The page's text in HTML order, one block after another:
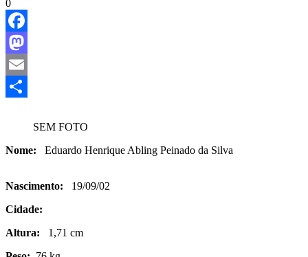
0
Facebook
Mastodon
Email
SEM FOTO
Nome: Eduardo Henrique Abling Peinado da Silva
Nascimento: 19/09/02
Cidade:
Altura: 1,71 cm